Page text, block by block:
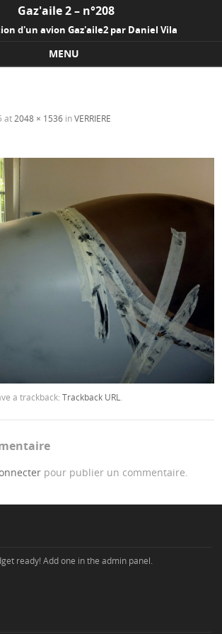
Gaz'aile 2 – n°208
d'un avion Gaz'aile2 par Daniel Vila
MENU
at 2048 × 1536 inVERRIERE
a trackback:Trackback URL
pour publier un commentaire.
ready! Add one in the admin panel.